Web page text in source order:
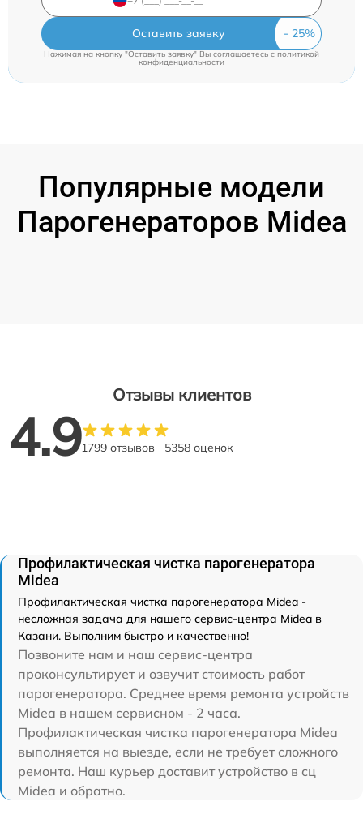
Оставить заявку
Нажимая на кнопку "Оставить заявку" Вы соглашаетесь c политикой
конфиденциальности
Популярные модели
Парогенераторов Midea
Отзывы клиентов
4.91799 отзывов 5358 оценок
Профилактическая чистка парогенератора
Midea
Профилактическая чистка парогенератора Midea -
несложная задача для нашего сервис-центра Midea в
Казани. Выполним быстро и качественно!
Позвоните нам и наш сервис-центра
проконсультирует и озвучит стоимость работ
парогенератора. Среднее время ремонта устройств
Midea в нашем сервисном - 2 часа.
Профилактическая чистка парогенератора Midea
выполняется на выезде, если не требует сложного
ремонта. Наш курьер доставит устройство в сц
Midea и обратно.